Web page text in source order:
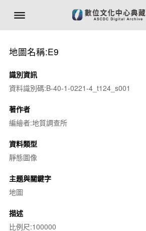
地圖名稱:E9
識別資訊
資料識別碼:B-40-1-0221-4_t124_s001
著作者
編繪者:地質調查所
資料類型
靜態圖像
主題與關鍵字
地圖
描述
比例尺:100000